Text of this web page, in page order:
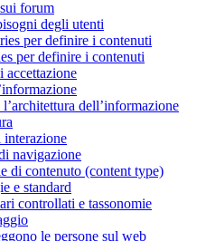
forum
degli utenti
per definire i contenuti
per definire i contenuti
accettazione
dell’informazione
navigazione
di contenuto (content type)
e standard
controllati e tassonomie
le persone sul web